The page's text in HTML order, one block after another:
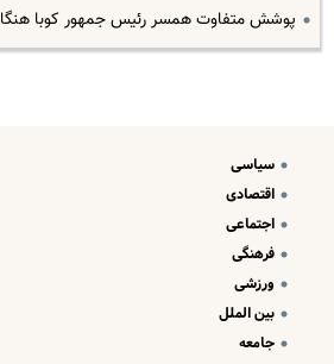
پوشش متفاوت همسر رئیس جمهور کوبا
سیاسی
اقتصادی
اجتماعی
فرهنگی
ورزشی
بین الملل
جامعه